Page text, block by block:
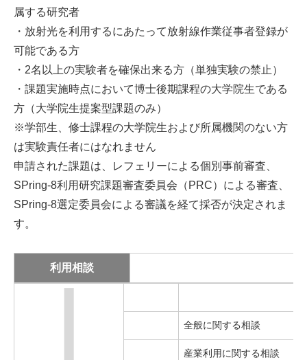
属する研究者
・放射光を利用するにあたって放射線作業従事者登録が
可能である方
・2名以上の実験者を確保出来る方（単独実験の禁止）
・課題実施時点において博士後期課程の大学院生である
方（大学院生提案型課題のみ）
※学部生、修士課程の大学院生および所属機関のない方
は実験責任者にはなれません
申請された課題は、レフェリーによる個別事前審査、
SPring-8利用研究課題審査委員会（PRC）による審査、
SPring-8選定委員会による審議を経て採否が決定されま
す。
利用相談
全般に関する相談
産業利用に関する相談